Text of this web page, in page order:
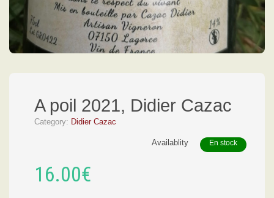
A poil 2021, Didier Cazac
Category: Didier Cazac
Availablity En stock
16.00€